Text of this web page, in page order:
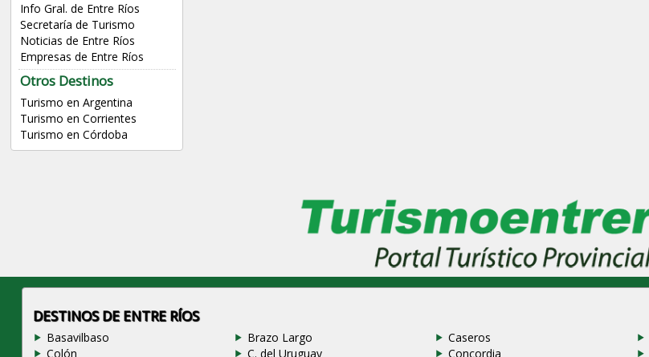
Info Gral. de Entre Ríos
Secretaría de Turismo
Noticias de Entre Ríos
Empresas de Entre Ríos
Otros Destinos
Turismo en Argentina
Turismo en Corrientes
Turismo en Córdoba
DESTINOS DE ENTRE RÍOS
Basavilbaso Brazo Largo Caseros
Colón
C. del Uruguay Concordia